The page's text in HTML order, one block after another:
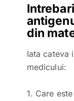
din
Iata cateva
medicului:
1. Care